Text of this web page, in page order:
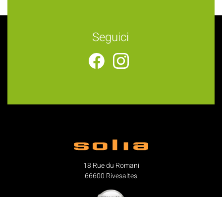
Seguici
18 Rue du Romani
66600 Rivesaltes